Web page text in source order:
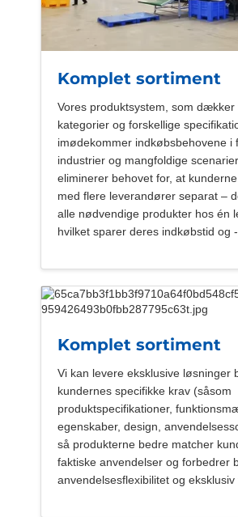
Komplet sortiment
Vores produktsystem, som dækker
kategorier og forskellige
imødekommer indkøbsbehovene i
industrier og mangfoldige
eliminerer behovet for, at
med flere leverandører separat –
alle nødvendige produkter hos én
hvilket sparer deres indkøbstid og
Komplet sortiment
Vi kan levere eksklusive løsninger
kundernes specifikke krav (såsom
produktspecifikationer,
egenskaber, design,
så produkterne bedre matcher
faktiske anvendelser og forbedrer
anvendelsesflexibilitet og